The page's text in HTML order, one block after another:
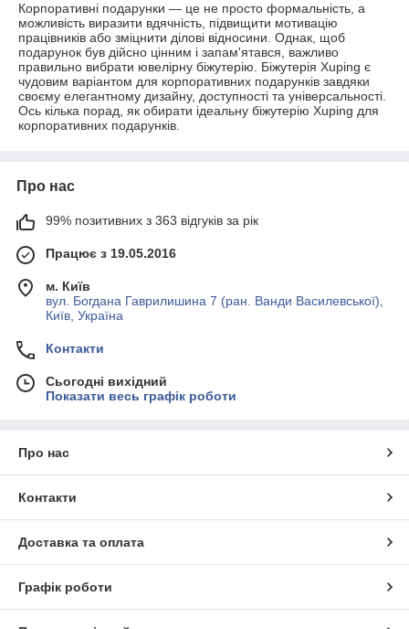
Корпоративні подарунки — це не просто формальність, а
можливість виразити вдячність, підвищити мотивацію
працівників або зміцнити ділові відносини. Однак, щоб
подарунок був дійсно цінним і запам'ятався, важливо
правильно вибрати ювелірну біжутерію. Біжутерія Xuping є
чудовим варіантом для корпоративних подарунків завдяки
своєму елегантному дизайну, доступності та універсальності.
Ось кілька порад, як обирати ідеальну біжутерію Xuping для
корпоративних подарунків.
Про нас
99% позитивних з 363 відгуків за рік
Працює з 19.05.2016
м. Київ
вул. Богдана Гаврилишина 7 (ран. Ванди Василевської),
Київ, Україна
Контакти
Сьогодні вихідний
Показати весь графік роботи
Про нас
Контакти
Доставка та оплата
Графік роботи